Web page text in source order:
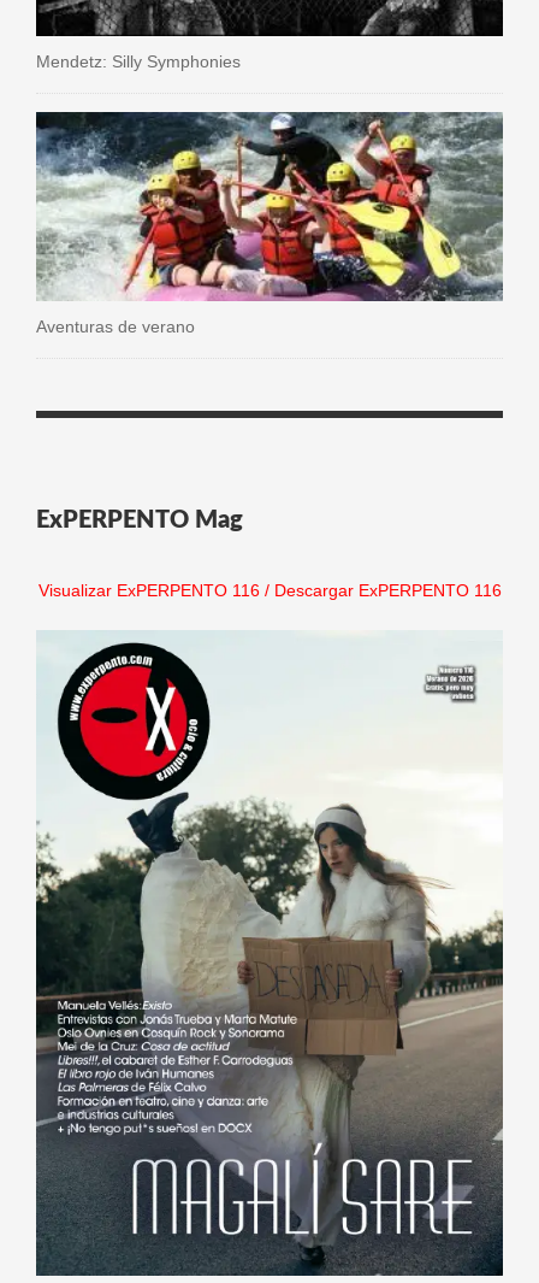
Mendetz: Silly Symphonies
Aventuras de verano
ExPERPENTO Mag
Visualizar ExPERPENTO 116/ Descargar ExPERPENTO 116